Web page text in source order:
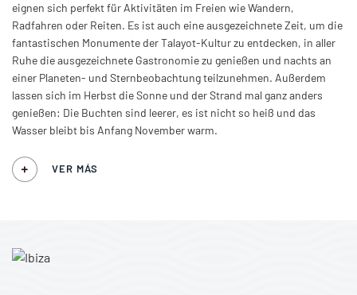
eignen sich perfekt für Aktivitäten im Freien wie Wandern,
Radfahren oder Reiten. Es ist auch eine ausgezeichnete Zeit, um die
fantastischen Monumente der Talayot-Kultur zu entdecken, in aller
Ruhe die ausgezeichnete Gastronomie zu genießen und nachts an
einer Planeten- und Sternbeobachtung teilzunehmen. Außerdem
lassen sich im Herbst die Sonne und der Strand mal ganz anders
genießen: Die Buchten sind leerer, es ist nicht so heiß und das
Wasser bleibt bis Anfang November warm.
VER MÁS